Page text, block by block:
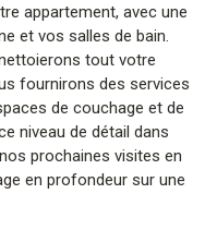
appartement, avec une
et vos salles de bain.
tout votre
fournirons des services
de couchage et de
niveau de détail dans
prochaines visites en
en profondeur sur une